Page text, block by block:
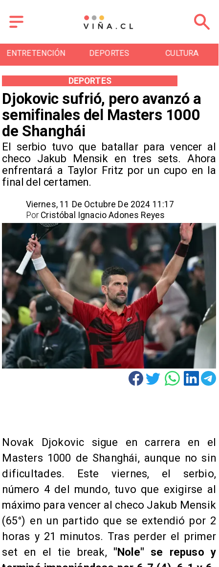
ENTRETENCIÓN DEPORTES CULTURA
Djokovic sufrió, pero avanzó a
semifinales del Masters 1000
de Shanghái
​El serbio tuvo que batallar para vencer al
checo Jakub Mensik en tres sets. Ahora
enfrentará a Taylor Fritz por un cupo en la
final del certamen.
DEPORTES
Viernes, 11 De Octubre De 2024 11:17
Cristóbal Ignacio Adones Reyes
Por
Novak Djokovic sigue en carrera en el
Masters 1000 de Shanghái, aunque no sin
dificultades. Este viernes, el serbio,
número 4 del mundo, tuvo que exigirse al
máximo para vencer al checo Jakub Mensik
(65°) en un partido que se extendió por 2
horas y 21 minutos. Tras perder el primer
set en el tie break, "Nole" se repuso y